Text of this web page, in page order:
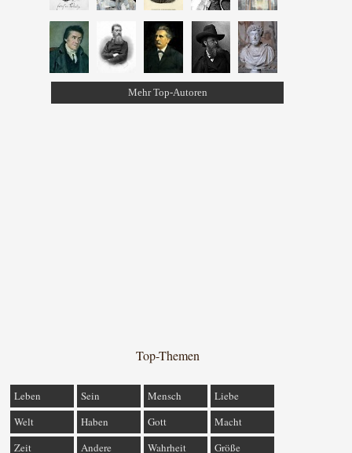
Mehr Top-Autoren
Top-Themen
Leben Sein Mensch
Liebe
Welt
Haben Gott
Macht
Zeit
Andere Wahrheit Größe